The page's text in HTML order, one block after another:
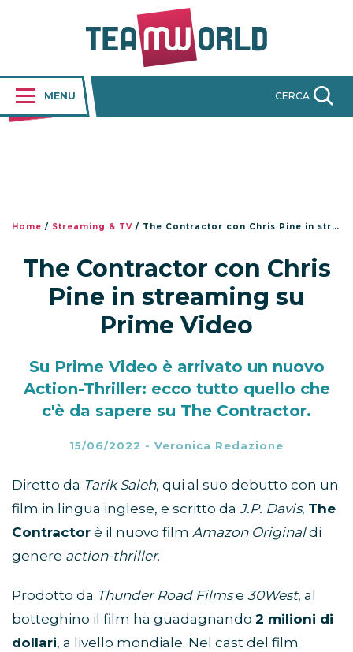
MENU CERCA
Home / Streaming & TV / The Contractor con Chris Pine in streaming su Prime Video
The Contractor con Chris
Pine in streaming su
Prime Video
Su Prime Video è arrivato un nuovo
Action-Thriller: ecco tutto quello che
c'è da sapere su The Contractor.
15/06/2022 - Veronica Redazione
Diretto da Tarik Saleh, qui al suo debutto con un
film in lingua inglese, e scritto da J.P. Davis, The
Contractor è il nuovo film Amazon Originaldi
genere action-thriller.
Prodotto da Thunder Road Filmse 30West, al
botteghino il film ha guadagnando 2 milioni di
dollari, a livello mondiale. Nel cast del film